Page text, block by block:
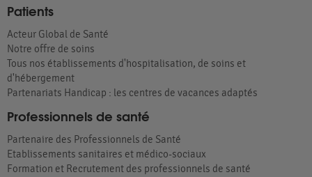
Patients
Acteur Global de Santé
Notre offre de soins
Tous nos établissements d'hospitalisation, de soins et
d'hébergement
Partenariats Handicap : les centres de vacances adaptés
Professionnels de santé
Partenaire des Professionnels de Santé
Etablissements sanitaires et médico-sociaux
Formation et Recrutement des professionnels de santé